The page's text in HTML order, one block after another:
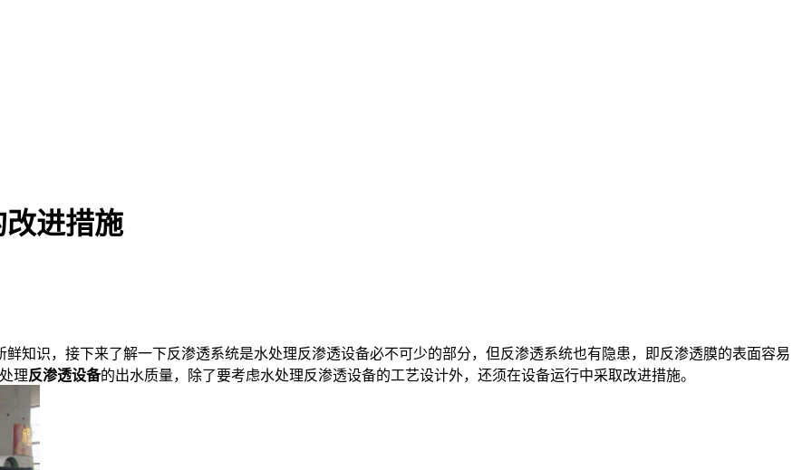
进措施
知识，接下来了解一下反渗透系统是水处理反渗透设备必不可少的部分，但反渗透系统也有隐患，即反渗透膜的表面容易
理反渗透设备的出水质量，除了要考虑水处理反渗透设备的工艺设计外，还须在设备运行中采取改进措施。